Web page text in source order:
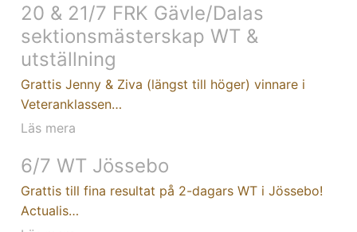
20 & 21/7 FRK Gävle/Dalas
sektionsmästerskap WT &
utställning
Grattis Jenny & Ziva (längst till höger) vinnare i
Veteranklassen…
Läs mera
6/7 WT Jössebo
Grattis till fina resultat på 2-dagars WT i Jössebo!
Actualis…